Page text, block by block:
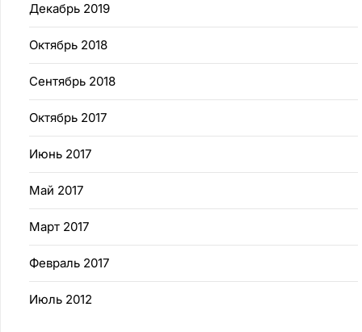
Декабрь 2019
Октябрь 2018
Сентябрь 2018
Октябрь 2017
Июнь 2017
Май 2017
Март 2017
Февраль 2017
Июль 2012